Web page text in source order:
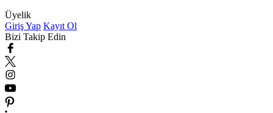
Üyelik
Giriş Yap Kayıt Ol
Bizi Takip Edin